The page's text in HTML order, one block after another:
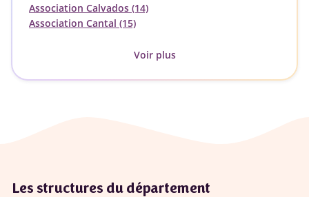
Association Calvados (14)
Association Cantal (15)
Voir plus
Les structures du département